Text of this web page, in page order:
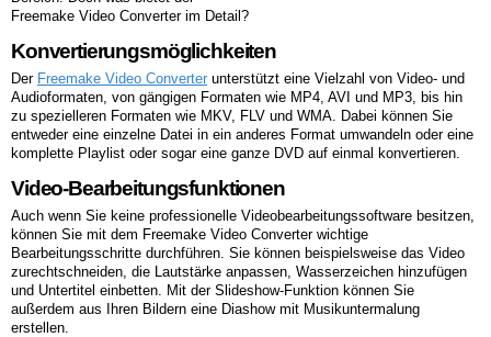
Freemake Video Converter im Detail?
Konvertierungsmöglichkeiten
Der Freemake Video Converter unterstützt eine Vielzahl von Video- und
Audioformaten, von gängigen Formaten wie MP4, AVI und MP3, bis hin
zu spezielleren Formaten wie MKV, FLV und WMA. Dabei können Sie
entweder eine einzelne Datei in ein anderes Format umwandeln oder eine
komplette Playlist oder sogar eine ganze DVD auf einmal konvertieren.
Video-Bearbeitungsfunktionen
Auch wenn Sie keine professionelle Videobearbeitungssoftware besitzen,
können Sie mit dem Freemake Video Converter wichtige
Bearbeitungsschritte durchführen. Sie können beispielsweise das Video
zurechtschneiden, die Lautstärke anpassen, Wasserzeichen hinzufügen
und Untertitel einbetten. Mit der Slideshow-Funktion können Sie
außerdem aus Ihren Bildern eine Diashow mit Musikuntermalung
erstellen.